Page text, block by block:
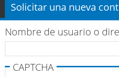
Solicitar una nueva
Nombre de usuario o
CAPTCHA